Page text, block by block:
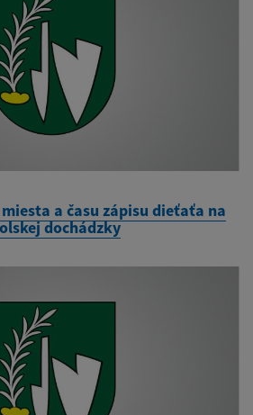
a času zápisu dieťaťa na
dochádzky